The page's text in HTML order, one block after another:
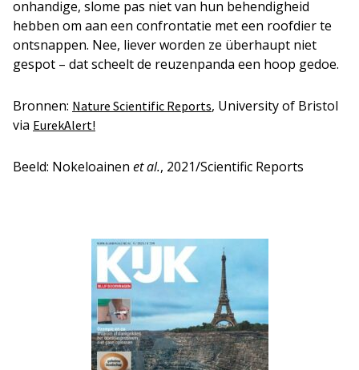
onhandige, slome pas niet van hun behendigheid
hebben om aan een confrontatie met een roofdier te
ontsnappen. Nee, liever worden ze überhaupt niet
gespot – dat scheelt de reuzenpanda een hoop gedoe.
Bronnen: Nature Scientific Reports, University of Bristol
via EurekAlert!
Beeld: Nokeloainen et al., 2021/Scientific Reports